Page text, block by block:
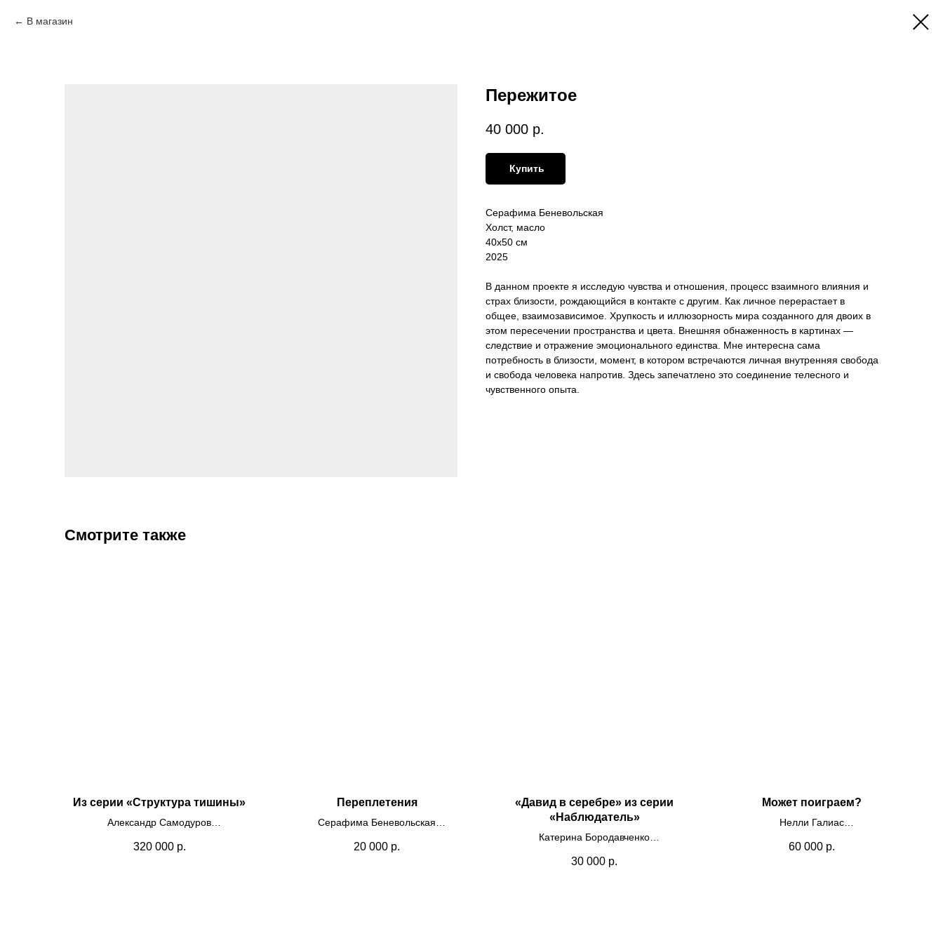
В магазин
Пережитое
40 000 р.
Купить
Серафима Беневольская
Холст, масло
40х50 см
2025
В данном проекте я исследую чувства и отношения, процесс взаимного влияния и
страх близости, рождающийся в контакте с другим. Как личное перерастает в
общее, взаимозависимое. Хрупкость и иллюзорность мира созданного для двоих в
этом пересечении пространства и цвета. Внешняя обнаженность в картинах —
следствие и отражение эмоционального единства. Мне интересна сама
потребность в близости, момент, в котором встречаются личная внутренняя свобода
и свобода человека напротив. Здесь запечатлено это соединение телесного и
чувственного опыта.
Смотрите также
Из серии «Структура тишины»
Александр Самодуров
65х65
320 000 р.
Переплетения
Серафима Беневольская
30х30 см
20 000 р.
«Давид в серебре» из серии
«Наблюдатель»
Катерина Бородавченко
20х30
30 000 р.
Может поиграем?
Нелли Галиас
50х35
60 000 р.